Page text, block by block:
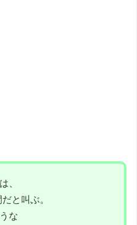
、
と叫ぶ。
な